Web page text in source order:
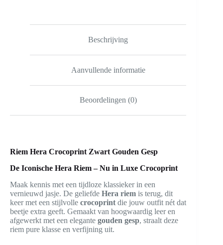
Beschrijving
Aanvullende informatie
Beoordelingen (0)
Riem Hera Crocoprint Zwart Gouden Gesp
De Iconische Hera Riem – Nu in Luxe Crocoprint
Maak kennis met een tijdloze klassieker in een
vernieuwd jasje. De geliefde Hera riem is terug, dit
keer met een stijlvolle crocoprint die jouw outfit nét dat
beetje extra geeft. Gemaakt van hoogwaardig leer en
afgewerkt met een elegante gouden gesp, straalt deze
riem pure klasse en verfijning uit.